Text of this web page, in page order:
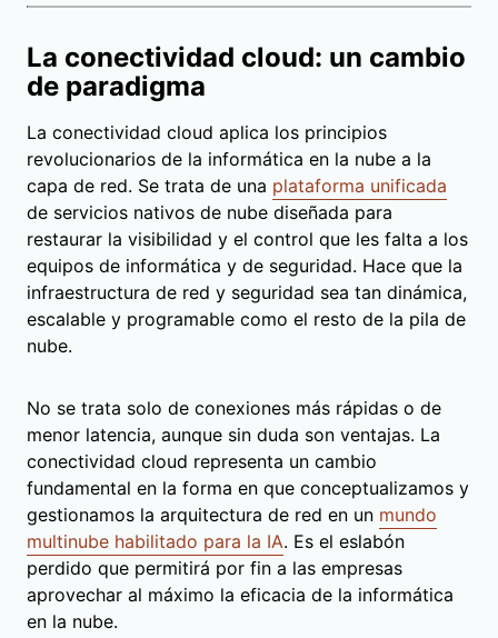
La conectividad cloud: un cambio
de paradigma
La conectividad cloud aplica los principios
revolucionarios de la informática en la nube a la
capa de red. Se trata de una plataforma unificada
de servicios nativos de nube diseñada para
restaurar la visibilidad y el control que les falta a los
equipos de informática y de seguridad. Hace que la
infraestructura de red y seguridad sea tan dinámica,
escalable y programable como el resto de la pila de
nube.
No se trata solo de conexiones más rápidas o de
menor latencia, aunque sin duda son ventajas. La
conectividad cloud representa un cambio
fundamental en la forma en que conceptualizamos y
gestionamos la arquitectura de red en un mundo
multinube habilitado para la IA. Es el eslabón
perdido que permitirá por fin a las empresas
aprovechar al máximo la eficacia de la informática
en la nube.